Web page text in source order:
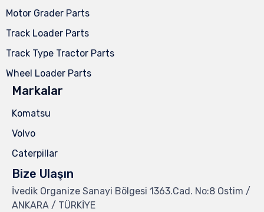
Motor Grader Parts
Track Loader Parts
Track Type Tractor Parts
Wheel Loader Parts
Markalar
Komatsu
Volvo
Caterpillar
Bize Ulaşın
İvedik Organize Sanayi Bölgesi 1363.Cad. No:8 Ostim /
ANKARA / TÜRKİYE